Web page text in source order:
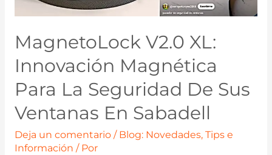
MagnetoLock V2.0 XL:
Innovación Magnética
Para La Seguridad De Sus
Ventanas En Sabadell
Deja un comentario / Blog: Novedades, Tips e
Información / Por